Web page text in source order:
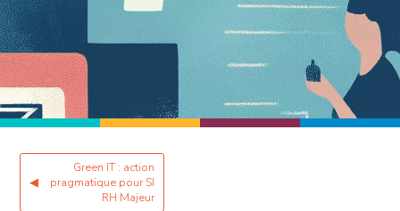
◀
Green IT : action
pragmatique pour SI
RH Majeur